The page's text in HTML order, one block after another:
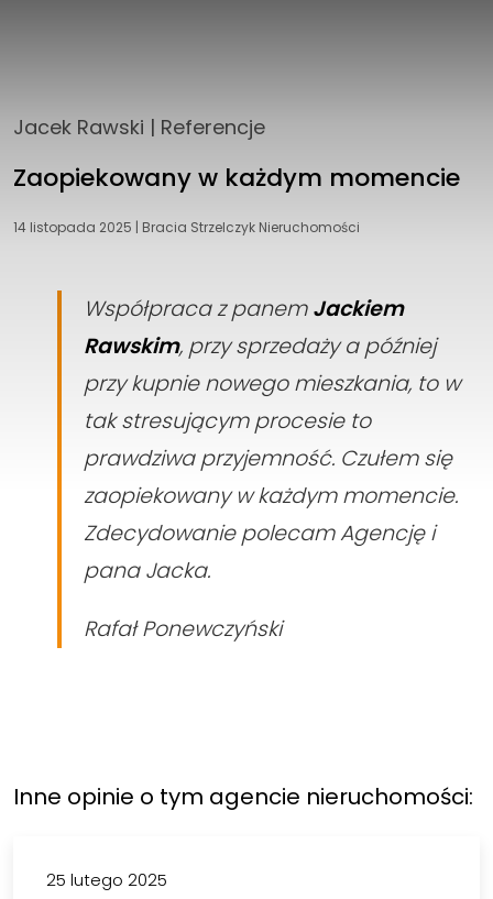
Jacek Rawski | Referencje
Zaopiekowany w każdym momencie
14 listopada 2025 | Bracia Strzelczyk Nieruchomości
Współpraca z panemJackiem
Rawskim, przy sprzedaży a później
przy kupnie nowego mieszkania, to w
tak stresującym procesie to
prawdziwa przyjemność. Czułem się
zaopiekowany w każdym momencie.
Zdecydowanie polecam Agencję i
pana Jacka.
Rafał Ponewczyński
Inne opinie o tym agencie nieruchomości:
25 lutego 2025